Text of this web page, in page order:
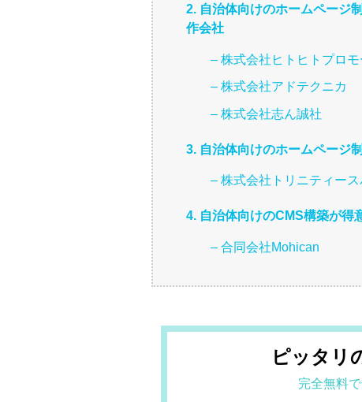
2. 自治体向けのホームページ
作会社
– 株式会社ヒトヒトプロ
– 株式会社アドテクニカ
– 株式会社志ん誠社
3. 自治体向けのホームページ
– 株式会社トリニティース
4. 自治体向けのCMS構築が得
– 合同会社Mohican
ピッタリ
完全無料